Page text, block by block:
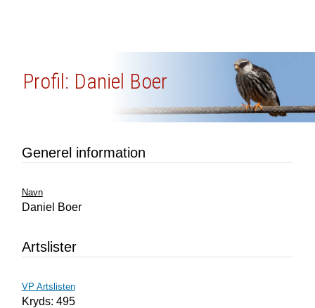
Profil: Daniel Boer
Generel information
Navn
Daniel Boer
Artslister
VP Artslisten
Kryds: 495